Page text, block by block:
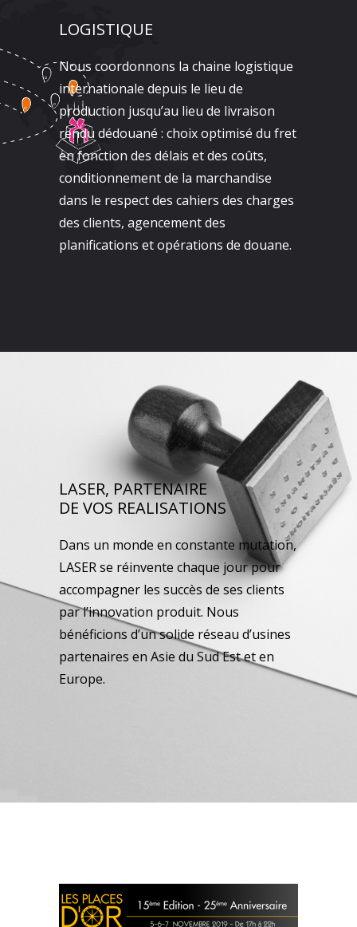
LOGISTIQUE
Nous coordonnons la chaine logistique
internationale depuis le lieu de
production jusqu’au lieu de livraison
rendu dédouané : choix optimisé du fret
en fonction des délais et des coûts,
conditionnement de la marchandise
dans le respect des cahiers des charges
des clients, agencement des
planifications et opérations de douane.
LASER, PARTENAIRE
DE VOS REALISATIONS
Dans un monde en constante mutation,
LASER se réinvente chaque jour pour
accompagner les succès de ses clients
par l’innovation produit. Nous
bénéficions d’un solide réseau d’usines
partenaires en Asie du Sud Est et en
Europe.